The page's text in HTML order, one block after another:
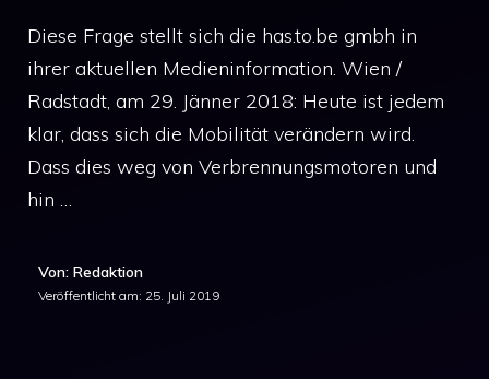
Diese Frage stellt sich die has.to.be gmbh in
ihrer aktuellen Medieninformation. Wien /
Radstadt, am 29. Jänner 2018: Heute ist jedem
klar, dass sich die Mobilität verändern wird.
Dass dies weg von Verbrennungsmotoren und
hin …
Von: Redaktion
Veröffentlicht am: 25. Juli 2019